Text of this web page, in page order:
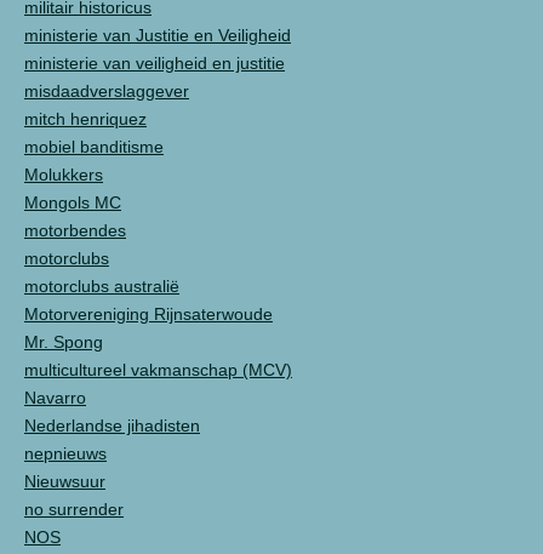
militair historicus
ministerie van Justitie en Veiligheid
ministerie van veiligheid en justitie
misdaadverslaggever
mitch henriquez
mobiel banditisme
Molukkers
Mongols MC
motorbendes
motorclubs
motorclubs australië
Motorvereniging Rijnsaterwoude
Mr. Spong
multicultureel vakmanschap (MCV)
Navarro
Nederlandse jihadisten
nepnieuws
Nieuwsuur
no surrender
NOS